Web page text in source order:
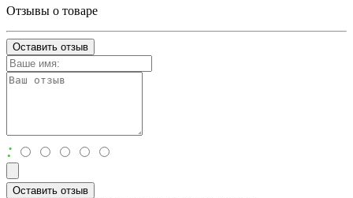
Отзывы о товаре
Оставить отзыв
:
Оставить отзыв